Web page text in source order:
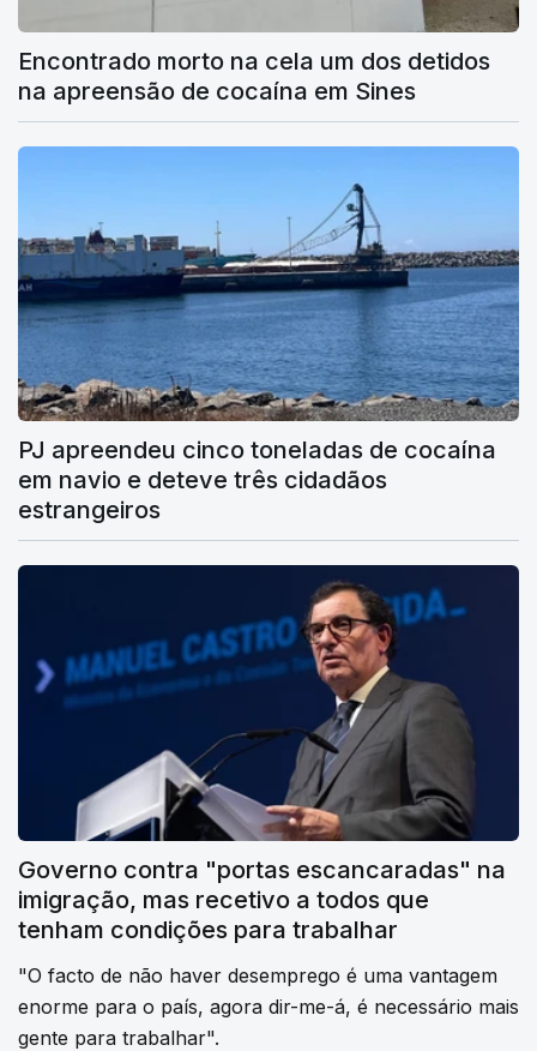
Encontrado morto na cela um dos detidos
na apreensão de cocaína em Sines
PJ apreendeu cinco toneladas de cocaína
em navio e deteve três cidadãos
estrangeiros
Governo contra "portas escancaradas" na
imigração, mas recetivo a todos que
tenham condições para trabalhar
"O facto de não haver desemprego é uma vantagem
enorme para o país, agora dir-me-á, é necessário mais
gente para trabalhar".